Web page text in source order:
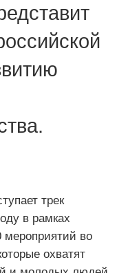
трек
в рамках
во
охватят